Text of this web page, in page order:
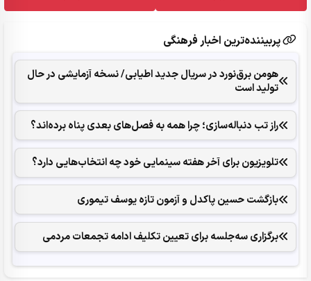
پربیننده‌ترین اخبار فرهنگی
هومن برق‌نورد در سریال جدید اطیابی/ نسخه آزمایشی در حال
تولید است
راز تب دنباله‌سازی؛ چرا همه به فصل‌های بعدی پناه برده‌اند؟
تلویزیون برای آخر هفته سینمایی خود چه انتخاب‌هایی دارد؟
بازگشت حسین پاکدل و آزمون تازه یوسف تیموری
برگزاری سه‌جلسه برای تعیین تکلیف ادامه تجمعات مردمی